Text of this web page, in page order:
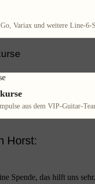
Variax und weitere Line-6-
aus dem VIP-Guitar-
Horst:
Spende, das hilft uns sehr.